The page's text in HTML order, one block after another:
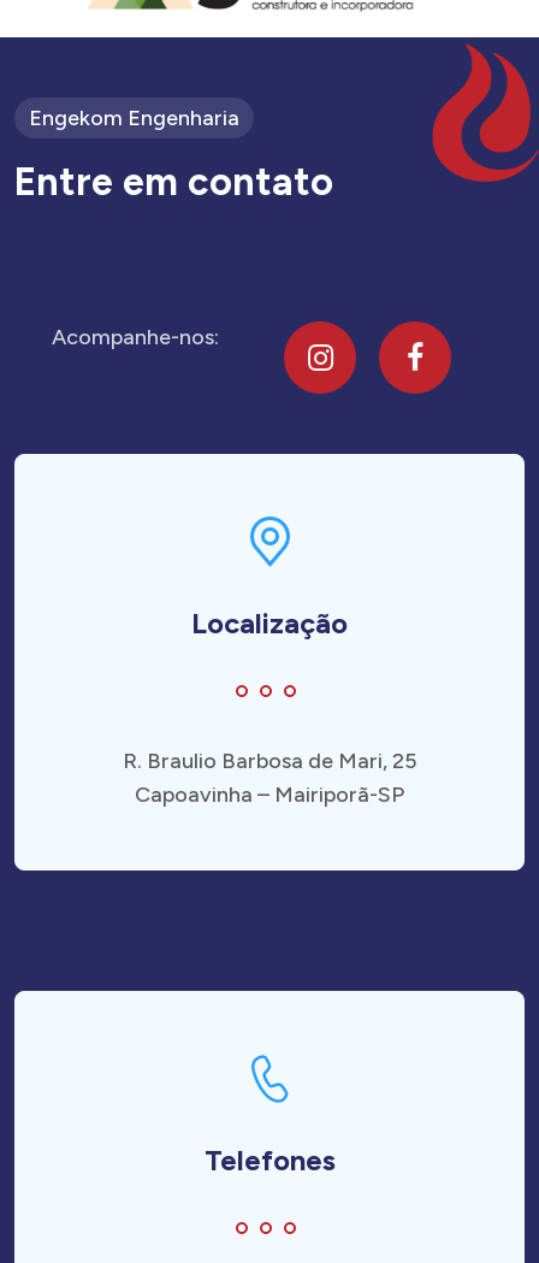
Engekom Engenharia
Entre em contato
Acompanhe-nos:
Localização
R. Braulio Barbosa de Mari, 25
Capoavinha – Mairiporã-SP
Telefones